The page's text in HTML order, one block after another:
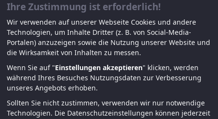
Katholische Jugendfürsorge
der Diözese Regensburg e. V.
Orleansstraße 2 a
93055 Regensburg
Telefon: 09 41 7 98 87-1 00
Telefax: 09 41 7 98 87-1 77
Ihre Zustimmung ist erforderlich!
Wir verwenden auf unserer Webseite Cookies und andere
Technologien, um Inhalte Dritter (z. B. von Social-Media-
Portalen) anzuzeigen sowie die Nutzung unserer Website und
die Wirksamkeit von Inhalten zu messen.
Wenn Sie auf "Einstellungen akzeptieren" klicken, werden
während Ihres Besuches Nutzungsdaten zur Verbesserung
unseres Angebots erhoben.
Sollten Sie nicht zustimmen, verwenden wir nur notwendige
Technologien. Die Datenschutzeinstellungen können jederzeit